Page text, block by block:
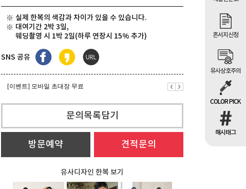
혼서지신청
유사상호주의
COLOR PICK
해시태그
실제 한복의 색감과 차이가 있을 수 있습니다.
대여기간 2박 3일,
웨딩촬영 시 1박 2일(하루 연장시 15% 추가)
SNS 공유
[이벤트] 모바일 초대장 무료
[이벤트] 베틀한복 후기이벤트 [시즌3]
[이벤트] 모바일 초대장 무료
[이벤트] 베틀한복 후기이벤트 [시즌3]
문의목록담기
방문예약 견적문의
유사디자인 한복 보기